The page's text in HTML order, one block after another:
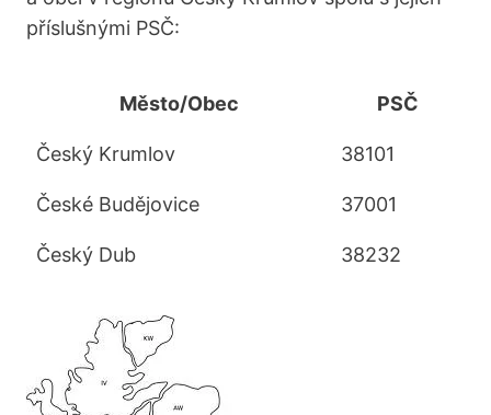
příslušnými PSČ:
Město/Obec PSČ
Český Krumlov 38101
České Budějovice 37001
Český Dub 38232